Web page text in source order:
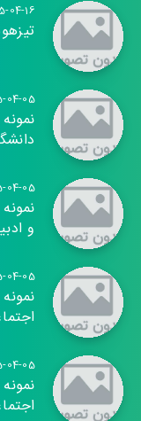
04-16
04-05
04-05
و
04-05
04-05